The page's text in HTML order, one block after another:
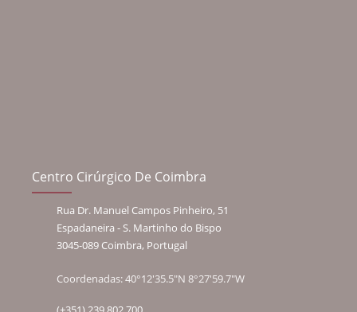
Centro Cirúrgico De Coimbra
Rua Dr. Manuel Campos Pinheiro, 51
Espadaneira - S. Martinho do Bispo
3045-089 Coimbra, Portugal
Coordenadas: 40°12'35.5"N 8°27'59.7"W